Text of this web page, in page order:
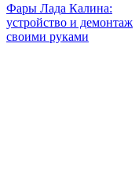
Фары Лада Калина:
устройство и демонтаж
своими руками